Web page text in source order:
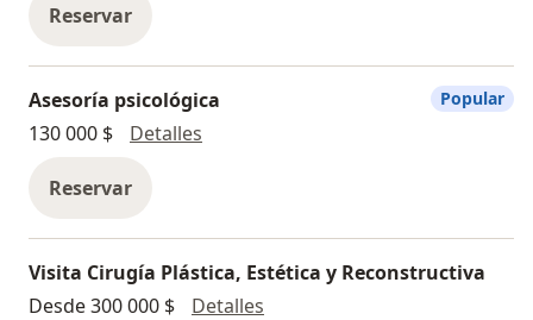
Reservar
Asesoría psicológica
130 000 $
Detalles
Reservar
Popular
Visita Cirugía Plástica, Estética y Reconstructiva
Desde 300 000 $
Detalles